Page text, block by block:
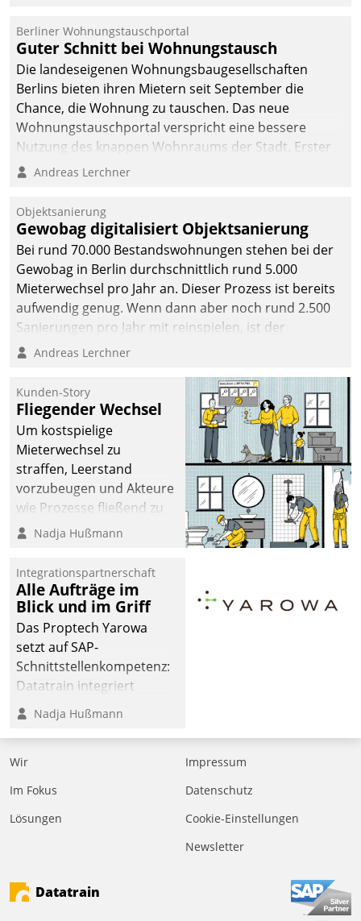
Berliner Wohnungstauschportal
Guter Schnitt bei Wohnungstausch
Die landeseigenen Wohnungsbaugesellschaften
Berlins bieten ihren Mietern seit September die
Chance, die Wohnung zu tauschen. Das neue
Wohnungstauschportal verspricht eine bessere
Nutzung des knappen Wohnraums der Stadt. Erster
Anwendungsfall für Datatrains Lösung API-Hub mit
Unternehmen.
Andreas Lerchner
Objektsanierung
Gewobag digitalisiert Objektsanierung
Bei rund 70.000 Bestandswohnungen stehen bei der
Gewobag in Berlin durchschnittlich rund 5.000
Mieterwechsel pro Jahr an. Dieser Prozess ist bereits
aufwendig genug. Wenn dann aber noch rund 2.500
Sanierungen pro Jahr mit reinspielen, ist der
Betreuungs- und Organisationsaufwand immens. Im
kommunale Wohnungsbauunternehmen daher
gemeinsam mit der Berliner Datatrain GmbH den
Teilprozess der Objektsanierung digitalisiert.
Andreas Lerchner
Kunden-Story
Fliegender Wechsel
Um kostspielige
Mieterwechsel zu
straffen, Leerstand
vorzubeugen und Akteure
wie Prozesse fließend zu
vernetzen, nutzt die
Jahresbeginn eine
Überblick, Einsicht und
Eingriff bietende Lösung.
Zur Entwicklung setzte
man auf
Cloudtechnologie,
bewährte und Startup-
agile Projektmethoden.
Nadja Hußmann
Integrationspartnerschaft
Alle Aufträge im
Blick und im Griff
Das Proptech Yarowa
setzt auf SAP-
Schnittstellenkompetenz:
Datatrain integriert
Yarowas Portal zur
Vergabe und Verwaltung
von Aufträgen der
operativen
Instandhaltung in die
deutscher
den Weg vom
Mieteranliegen zum
Nadja Hußmann
Wir
Im Fokus
Lösungen
Impressum
Datenschutz
Cookie-Einstellungen
Newsletter
Datatrain